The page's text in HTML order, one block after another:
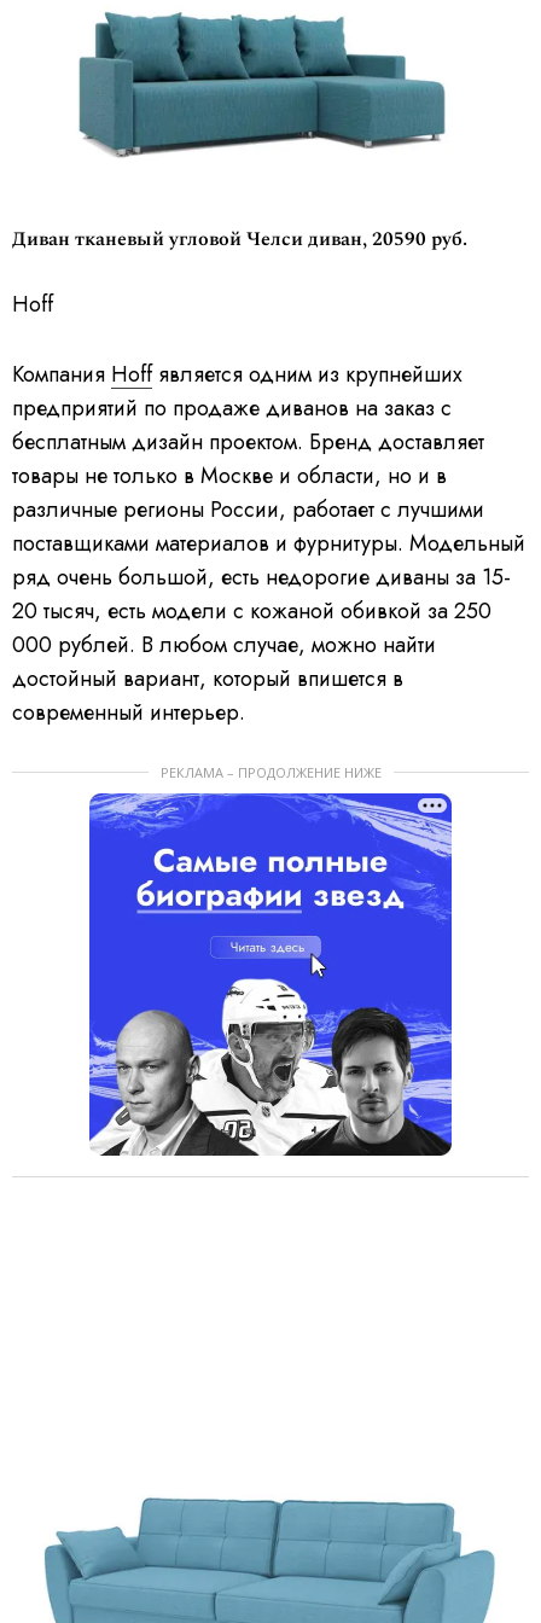
Диван тканевый угловой Челси диван, 20590 руб.
Hoff
Компания Hoffявляется одним из крупнейших
предприятий по продаже диванов на заказ с
бесплатным дизайн проектом. Бренд доставляет
товары не только в Москве и области, но и в
различные регионы России, работает с лучшими
поставщиками материалов и фурнитуры. Модельный
ряд очень большой, есть недорогие диваны за 15-
20 тысяч, есть модели с кожаной обивкой за 250
000 рублей. В любом случае, можно найти
достойный вариант, который впишется в
современный интерьер.
РЕКЛАМА – ПРОДОЛЖЕНИЕ НИЖЕ